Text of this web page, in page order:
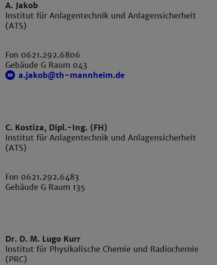
A. Jakob
Institut für Anlagentechnik und Anlagensicherheit
(ATS)
Fon 0621.292.6806
Gebäude G Raum 043
a.jakob@th-mannheim.de
C. Kostiza, Dipl.-Ing. (FH)
Institut für Anlagentechnik und Anlagensicherheit
(ATS)
Fon 0621.292.6483
Gebäude G Raum 135
Dr. D. M. Lugo Kurr
Institut für Physikalische Chemie und Radiochemie
(PRC)